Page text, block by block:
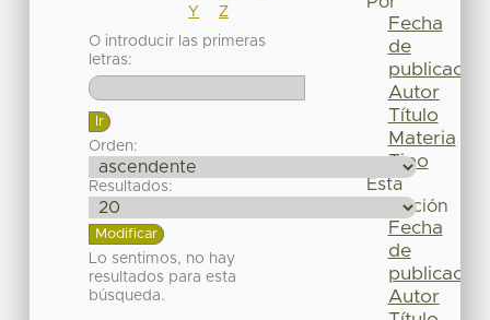
Y
Z
O introducir las primeras
letras:
Orden:
Resultados:
Lo sentimos, no hay
resultados para esta
búsqueda.
Fecha
de
publicación
Autor
Título
Materia
Tipo
Esta
colección
Fecha
de
publicación
Autor